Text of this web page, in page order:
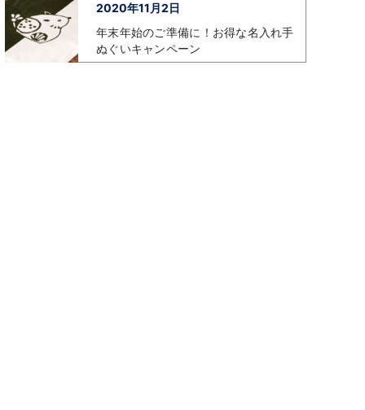
2020年11月2日
年末年始のご準備に！お得な名入れ手
ぬぐいキャンペーン